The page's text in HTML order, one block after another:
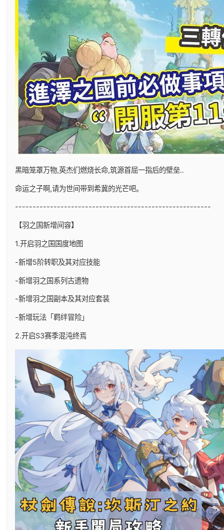
黑暗笼罩万物,英杰们燃烧长命,筑源首屈一指后的壁垒..
命运之子啊,请为世间带到希冀的光芒吧。
--------------------------------------------------------
【羽之国新增间容】
1.开启羽之国国度地图
-新增5阶转职及其对应技能
-新增羽之国系列古遗物
-新增羽之国副本及其对应套装
-新增玩法「羁绊冒险」
2.开启S3赛季混沌终焉